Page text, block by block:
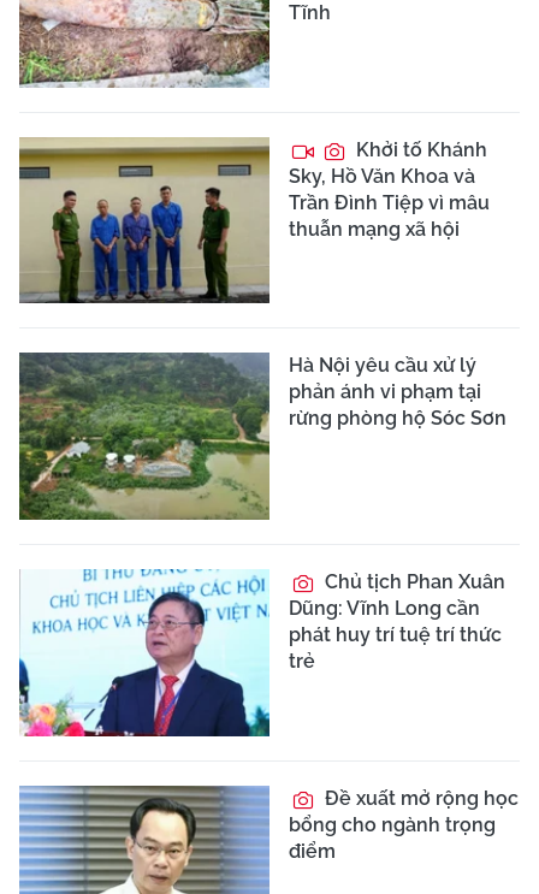
Tĩnh
Khởi tố Khánh
Sky, Hồ Văn Khoa và
Trần Đình Tiệp vì mâu
thuẫn mạng xã hội
Hà Nội yêu cầu xử lý
phản ánh vi phạm tại
rừng phòng hộ Sóc Sơn
Chủ tịch Phan Xuân
Dũng: Vĩnh Long cần
phát huy trí tuệ trí thức
trẻ
Đề xuất mở rộng học
bổng cho ngành trọng
điểm